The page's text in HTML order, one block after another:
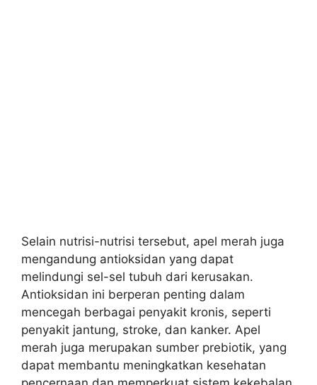
Selain nutrisi-nutrisi tersebut, apel merah juga
mengandung antioksidan yang dapat
melindungi sel-sel tubuh dari kerusakan.
Antioksidan ini berperan penting dalam
mencegah berbagai penyakit kronis, seperti
penyakit jantung, stroke, dan kanker. Apel
merah juga merupakan sumber prebiotik, yang
dapat membantu meningkatkan kesehatan